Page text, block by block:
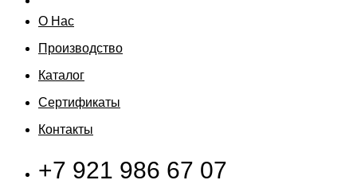
О Нас
Производство
Каталог
Сертификаты
Контакты
+7 921 986 67 07